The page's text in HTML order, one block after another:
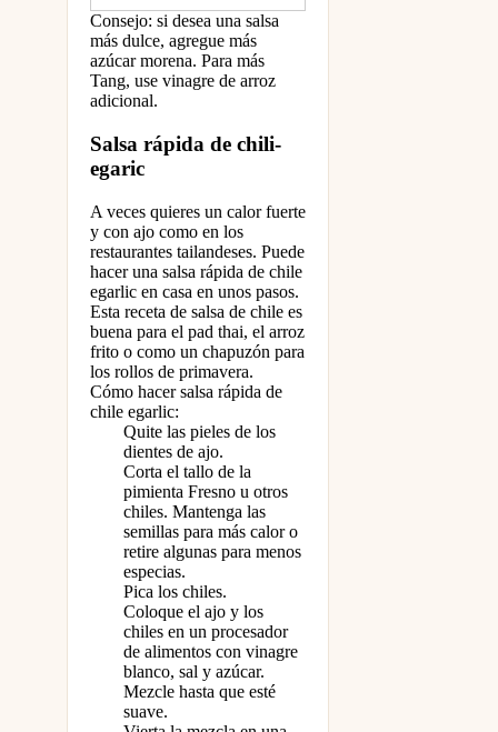
Consejo: si desea una salsa
más dulce, agregue más
azúcar morena. Para más
Tang, use vinagre de arroz
adicional.
Salsa rápida de chili-
egaric
A veces quieres un calor fuerte
y con ajo como en los
restaurantes tailandeses. Puede
hacer una salsa rápida de chile
egarlic en casa en unos pasos.
Esta receta de salsa de chile es
buena para el pad thai, el arroz
frito o como un chapuzón para
los rollos de primavera.
Cómo hacer salsa rápida de
chile egarlic:
Quite las pieles de los
dientes de ajo.
Corta el tallo de la
pimienta Fresno u otros
chiles. Mantenga las
semillas para más calor o
retire algunas para menos
especias.
Pica los chiles.
Coloque el ajo y los
chiles en un procesador
de alimentos con vinagre
blanco, sal y azúcar.
Mezcle hasta que esté
suave.